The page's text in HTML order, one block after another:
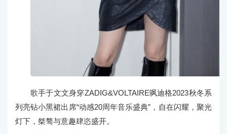
歌手于文文身穿ZADIG&VOLTAIRE飒迪格2023秋冬系
列亮钻小黑裙出席“动感20周年音乐盛典”，自在闪耀，聚光
灯下，桀骜与意趣肆恣盛开。